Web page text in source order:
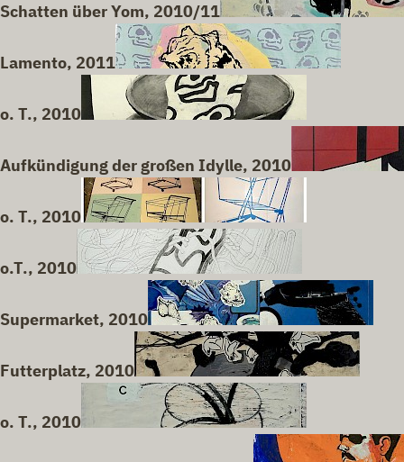
Schatten über Yom, 2010/11
Lamento, 2011
o. T., 2010
Aufkündigung der großen Idylle, 2010
o. T., 2010
o.T., 2010
Supermarket, 2010
Futterplatz, 2010
o. T., 2010